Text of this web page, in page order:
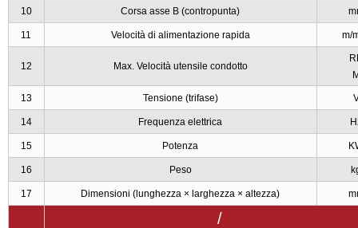
10 Corsa asse B (contropunta)
11 Velocità di alimentazione rapida m/
12 Max. Velocità utensile condotto
13 Tensione (trifase)
14 Frequenza elettrica
15 Potenza
16 Peso
17 Dimensioni (lunghezza × larghezza × altezza)
/